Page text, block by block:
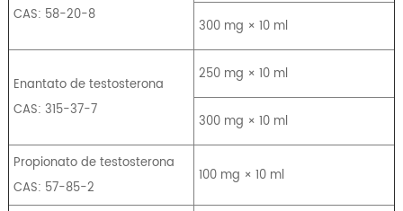
CAS: 58-20-8
300 mg × 10 ml
Enantato de testosterona
CAS: 315-37-7
250 mg × 10 ml
300 mg × 10 ml
Propionato de testosterona
CAS: 57-85-2
100 mg × 10 ml